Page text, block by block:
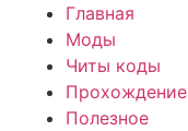
Главная
Моды
Читы коды
Прохождение
Полезное